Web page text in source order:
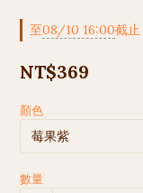
至08/10 16:00截止
NT$369
顏色
數量